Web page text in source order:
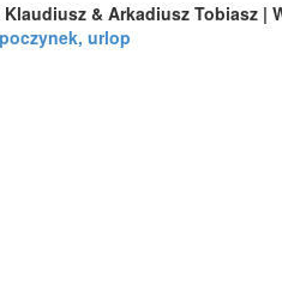
Klaudiusz & Arkadiusz Tobiasz |
urlop